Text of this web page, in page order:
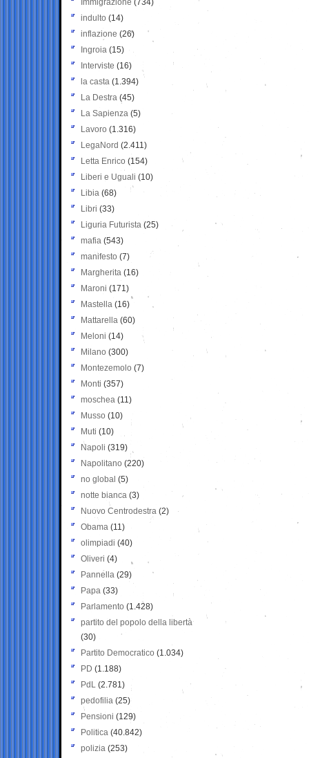
Immigrazione (734)
indulto (14)
inflazione (26)
Ingroia (15)
Interviste (16)
la casta (1.394)
La Destra (45)
La Sapienza (5)
Lavoro (1.316)
LegaNord (2.411)
Letta Enrico (154)
Liberi e Uguali (10)
Libia (68)
Libri (33)
Liguria Futurista (25)
mafia (543)
manifesto (7)
Margherita (16)
Maroni (171)
Mastella (16)
Mattarella (60)
Meloni (14)
Milano (300)
Montezemolo (7)
Monti (357)
moschea (11)
Musso (10)
Muti (10)
Napoli (319)
Napolitano (220)
no global (5)
notte bianca (3)
Nuovo Centrodestra (2)
Obama (11)
olimpiadi (40)
Oliveri (4)
Pannella (29)
Papa (33)
Parlamento (1.428)
partito del popolo della libertà
(30)
Partito Democratico (1.034)
PD (1.188)
PdL (2.781)
pedofilia (25)
Pensioni (129)
Politica (40.842)
polizia (253)